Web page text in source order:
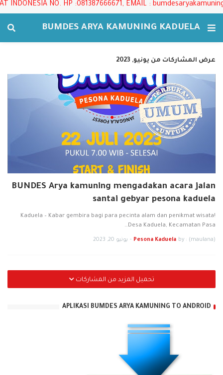
NO. HP :081387666671, EMAIL :
BUMDES ARYA KAMUNING KADUELA
عرض المشاركات من يونيو, 2023
BUNDES Arya kamuning mengadakan acara jalan
santai gebyar pesona kaduela
Kaduela – Kabar gembira bagi para pecinta alam dan penikmat wisata!
Desa Kaduela, Kecamatan Pasa…
by : (maulana)
Pesona Kaduela
- يونيو 20, 2023
تحميل المزيد من المشاركات
APLIKASI BUMDES ARYA KAMUNING TO ANDROID